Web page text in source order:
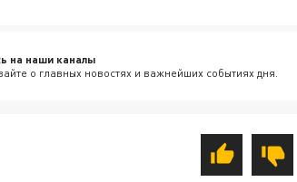
на наши каналы
о главных новостях и важнейших событиях дня.